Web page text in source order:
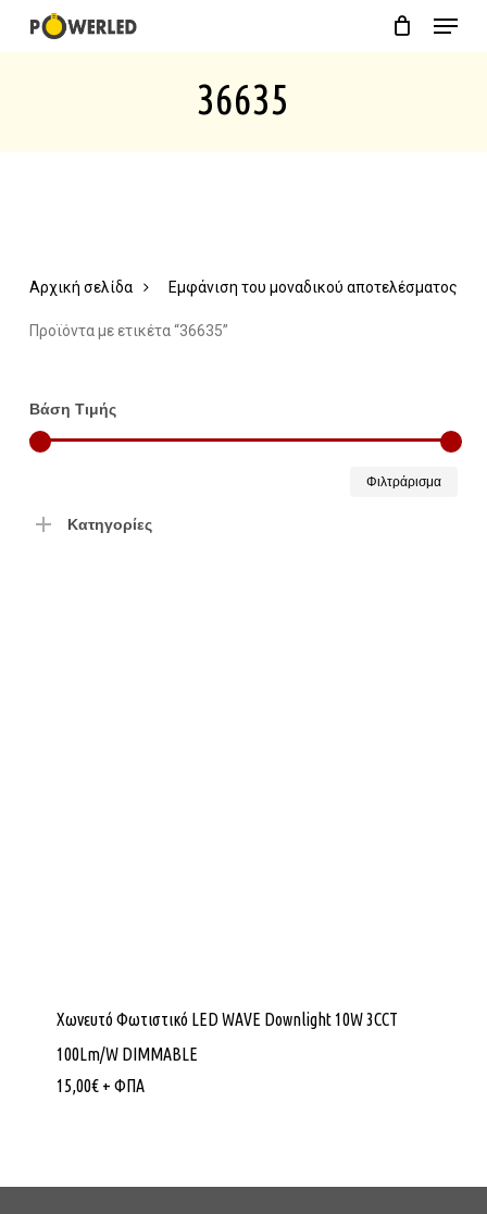
Menu
36635
Εμφάνιση του μοναδικού αποτελέσματος
Αρχική σελίδα
Προϊόντα με ετικέτα “36635”
Βάση Τιμής
Φιλτράρισμα
Κατηγορίες
Χωνευτό Φωτιστικό LED WAVE Downlight 10W 3CCT
100Lm/W DIMMABLE
15,00€ + ΦΠΑ